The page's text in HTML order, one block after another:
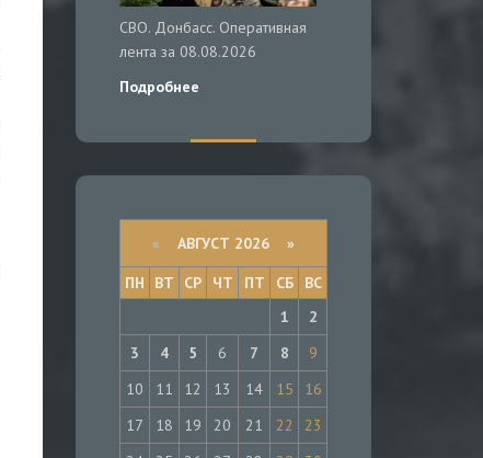
СВО. Донбасс. Оперативная
лента за 08.08.2026
Подробнее
« АВГУСТ 2026 »
ПН
ВТ СР ЧТ ПТ СБ
ВС
1
2
3
4 5 6 7 8
9
10
11 12 13 14 15
16
17
18 19 20 21 22
23